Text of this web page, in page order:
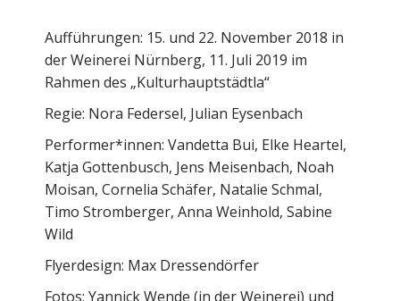
Aufführungen: 15. und 22. November 2018 in
der Weinerei Nürnberg, 11. Juli 2019 im
Rahmen des „Kulturhauptstädtla“
Regie: Nora Federsel, Julian Eysenbach
Performer*innen: Vandetta Bui, Elke Heartel,
Katja Gottenbusch, Jens Meisenbach, Noah
Moisan, Cornelia Schäfer, Natalie Schmal,
Timo Stromberger, Anna Weinhold, Sabine
Wild
Flyerdesign: Max Dressendörfer
Fotos: Yannick Wende (in der Weinerei) und